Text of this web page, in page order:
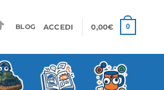
BLOG ACCEDI 0,00€ 0